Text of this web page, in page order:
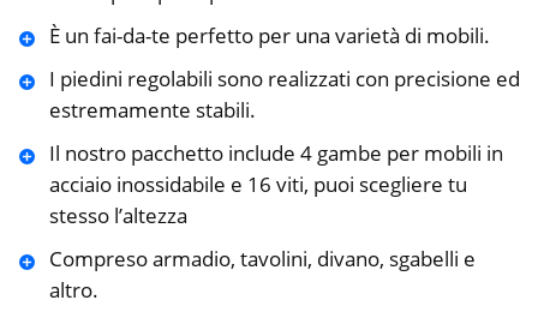
È un fai-da-te perfetto per una varietà di mobili.
I piedini regolabili sono realizzati con precisione ed
estremamente stabili.
Il nostro pacchetto include 4 gambe per mobili in
acciaio inossidabile e 16 viti, puoi scegliere tu
stesso l’altezza
Compreso armadio, tavolini, divano, sgabelli e
altro.